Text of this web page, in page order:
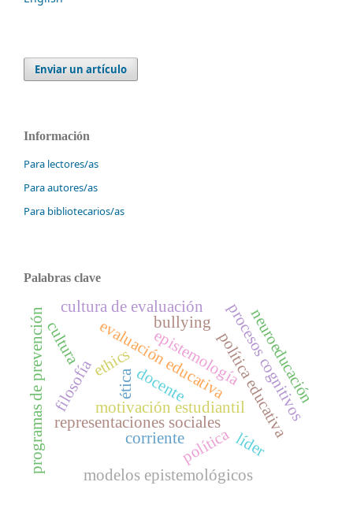
Enviar un artículo
Información
Para lectores/as
Para autores/as
Para bibliotecarios/as
Palabras clave
representaciones sociales
líder
política educativa
programas de prevención procesos cognitivos
motivación estudiantil
evaluación educativa
política
ética
ethics epistemología
corriente
filosofía neuroeducación
cultura de evaluación
bullying
docente
modelos epistemológicos
cultura